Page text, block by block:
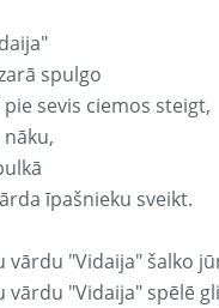
spulgo
sevis ciemos steigt,
nāku,
īpašnieku sveikt.
vārdu "Vidaija" šalko
vārdu "Vidaija" spēlē